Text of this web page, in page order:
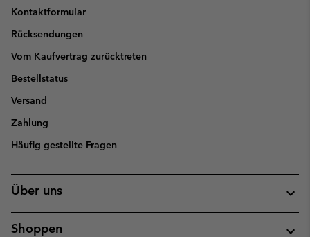
Kontaktformular
Rücksendungen
Vom Kaufvertrag zurücktreten
Bestellstatus
Versand
Zahlung
Häufig gestellte Fragen
Über uns
Shoppen